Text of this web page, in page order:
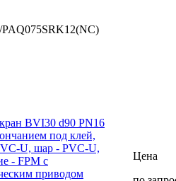
BVI30 d90 PN16
под клей,
U, шар - PVC-U,
- FPM с
приводом
Цена